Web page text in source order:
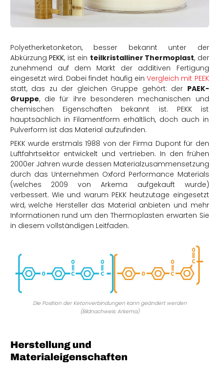
Polyetherketonketon, besser bekannt unter der
Abkürzung PEKK, ist ein teilkristalliner Thermoplast, der
zunehmend auf dem Markt der additiven Fertigung
eingesetzt wird. Dabei findet häufig ein Vergleich mit PEEK
statt, das zu der gleichen Gruppe gehört: der PAEK-
Gruppe, die für ihre besonderen mechanischen und
chemischen Eigenschaften bekannt ist. PEKK ist
hauptsächlich in Filamentform erhältlich, doch auch in
Pulverform ist das Material aufzufinden.
PEKK wurde erstmals 1988 von der Firma Dupont für den
Luftfahrtsektor entwickelt und vertrieben. In den frühen
2000er Jahren wurde dessen Materialzusammensetzung
durch das Unternehmen Oxford Performance Materials
(welches 2009 von Arkema aufgekauft wurde)
verbessert. Wie und warum PEKK heutzutage eingesetzt
wird, welche Hersteller das Material anbieten und mehr
Informationen rund um den Thermoplasten erwarten Sie
in diesem vollständigen Leitfaden.
Die Position der Ketonverbindungen kann geändert werden
(Bildnachweis: Arkema)
Herstellung und
Materialeigenschaften